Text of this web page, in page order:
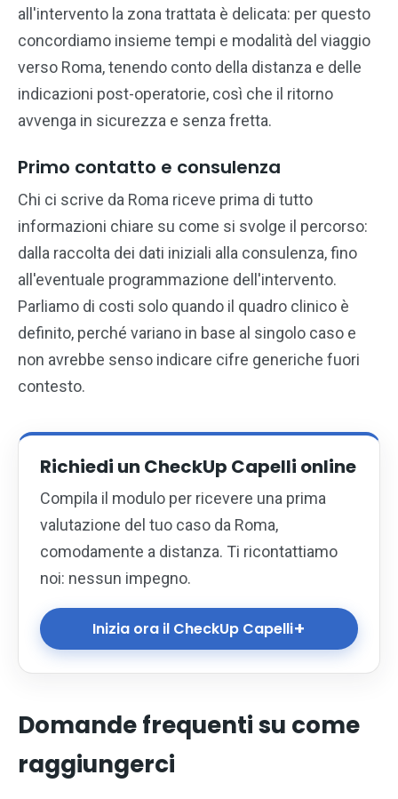
all'intervento la zona trattata è delicata: per questo
concordiamo insieme tempi e modalità del viaggio
verso Roma, tenendo conto della distanza e delle
indicazioni post-operatorie, così che il ritorno
avvenga in sicurezza e senza fretta.
Primo contatto e consulenza
Chi ci scrive da Roma riceve prima di tutto
informazioni chiare su come si svolge il percorso:
dalla raccolta dei dati iniziali alla consulenza, fino
all'eventuale programmazione dell'intervento.
Parliamo di costi solo quando il quadro clinico è
definito, perché variano in base al singolo caso e
non avrebbe senso indicare cifre generiche fuori
contesto.
Richiedi un CheckUp Capelli online
Compila il modulo per ricevere una prima
valutazione del tuo caso da Roma,
comodamente a distanza. Ti ricontattiamo
noi: nessun impegno.
Inizia ora il CheckUp Capelli+
Domande frequenti su come
raggiungerci